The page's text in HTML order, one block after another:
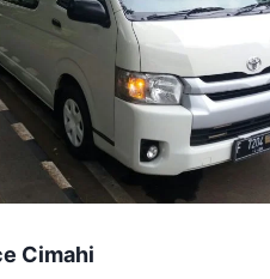
Cimahi